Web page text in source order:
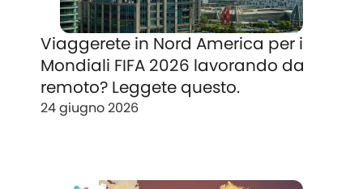
Viaggerete in Nord America per i
Mondiali FIFA 2026 lavorando da
remoto? Leggete questo.
24 giugno 2026